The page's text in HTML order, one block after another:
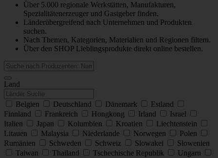
Über 5.000 regionale Werkstätten, Manufakturen,
Spezialitätenerzeuger und Gastgeber finden.
Länderübergreifend nach Unternehmen und Produkten
suchen.
Nach Themen, Kategorien, Materialien und Regionen filtern.
Über den SHOP Lieblingsprodukte direkt online bestellen.
Land
Belgien Deutschland Dänemark
Estland
Finnland
Frankreich Hongkong Irland
Israel
Italien
Japan Kolumbien Kroatien
Liechtenstein
Litauen
Malaysia Niederlande Norwegen
Polen
Rumänien
Schweden Schweiz Slowakei
Slowenien
Taiwan
Thailand Tschechische Republik
Ungarn